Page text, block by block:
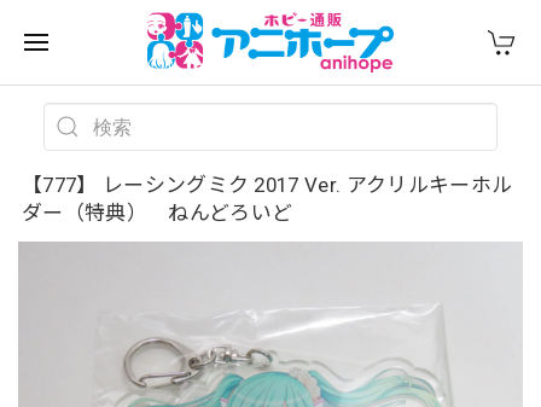
【777】 レーシングミク 2017 Ver. アクリルキーホル
ダー（特典） ねんどろいど